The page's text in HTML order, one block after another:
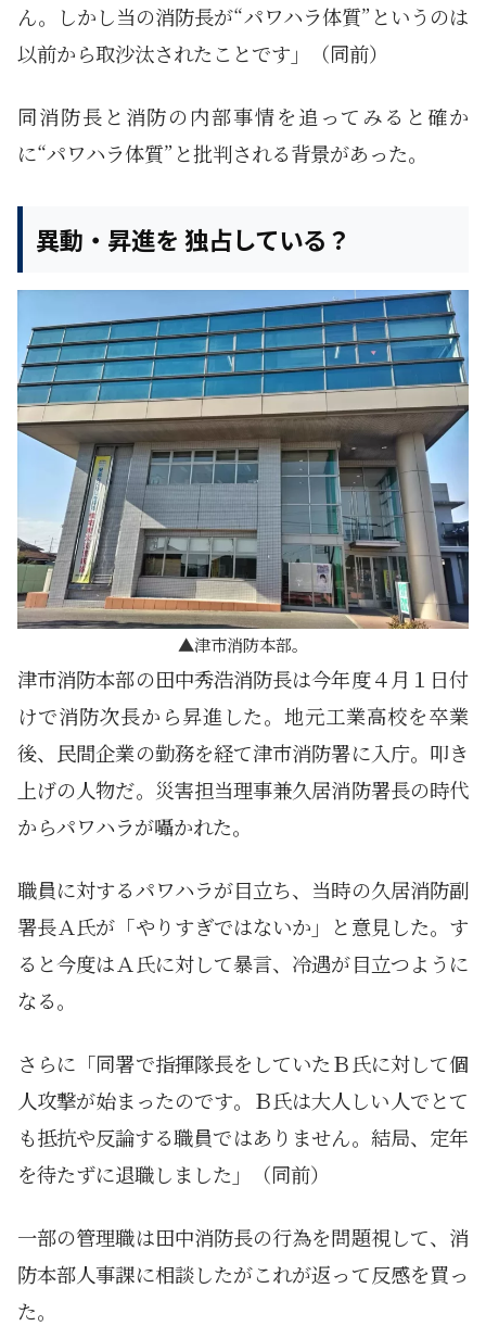
ん。しかし当の消防長が“パワハラ体質”というのは
以前から取沙汰されたことです」（同前）
同消防長と消防の内部事情を追ってみると確か
に“パワハラ体質”と批判される背景があった。
異動・昇進を 独占している？
津市消防本部。
津市消防本部の田中秀浩消防長は今年度４月１日付
けで消防次長から昇進した。地元工業高校を卒業
後、民間企業の勤務を経て津市消防署に入庁。叩き
上げの人物だ。災害担当理事兼久居消防署長の時代
からパワハラが囁かれた。
職員に対するパワハラが目立ち、当時の久居消防副
署長Ａ氏が「やりすぎではないか」と意見した。す
ると今度はＡ氏に対して暴言、冷遇が目立つように
なる。
さらに「同署で指揮隊長をしていたＢ氏に対して個
人攻撃が始まったのです。Ｂ氏は大人しい人でとて
も抵抗や反論する職員ではありません。結局、定年
を待たずに退職しました」（同前）
一部の管理職は田中消防長の行為を問題視して、消
防本部人事課に相談したがこれが返って反感を買っ
た。